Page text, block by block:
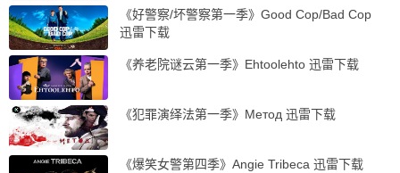
《好警察/坏警察第一季》Good Cop/Bad Cop
迅雷下载
《养老院谜云第一季》Ehtoolehto 迅雷下载
《犯罪演绎法第一季》Метод 迅雷下载
《爆笑女警第四季》Angie Tribeca 迅雷下载